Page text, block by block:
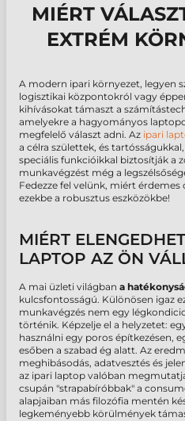
MIÉRT
EXTRÉM
A modern ipari környezet, legyen
logisztikai központokról vagy
kihívásokat támaszt a
amelyekre a hagyományos
megfelelő választ adni. Az ipari
a célra születtek, és
speciális funkcióikkal biztosítják a
munkavégzést még a
Fedezze fel velünk, miért
ezekbe a robusztus eszközökbe!
MIÉRT
LAPTOP AZ ÖN
A mai üzleti világban a
kulcsfontosságú. Különösen igaz
munkavégzés nem egy
történik. Képzelje el a helyzetet:
használni egy poros építkezésen,
esőben a szabad ég alatt. Az
meghibásodás, adatvesztés és
az ipari laptop valóban
csupán "strapabíróbbak" a
alapjaiban más filozófia mentén
legkeményebb körülmények